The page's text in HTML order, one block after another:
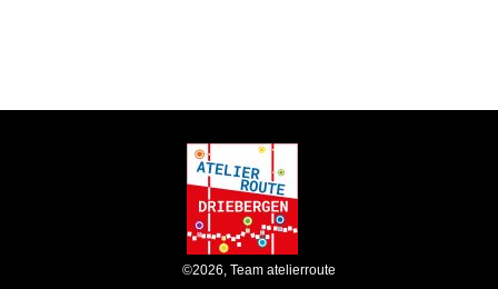
©2026, Team atelierroute